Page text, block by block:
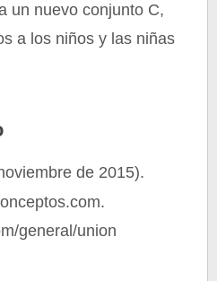
un nuevo conjunto C,
a los niños y las niñas
de 2015).
general/union